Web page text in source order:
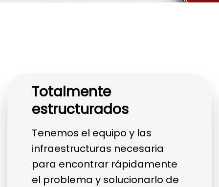
Totalmente
estructurados
Tenemos el equipo y las
infraestructuras necesaria
para encontrar rápidamente
el problema y solucionarlo de